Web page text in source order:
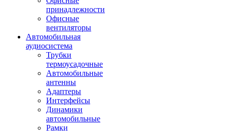
принадлежности
Офисные
вентиляторы
Автомобильная
аудиосистема
Трубки
термоусадочные
Автомобильные
антенны
Адаптеры
Интерфейсы
Динамики
автомобильные
Рамки